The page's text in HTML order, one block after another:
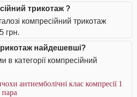
трикотаж ?
компресійний трикотаж
грн.
найдешевші?
категорії компресійний
антиемболічні клас компресії 1
пара